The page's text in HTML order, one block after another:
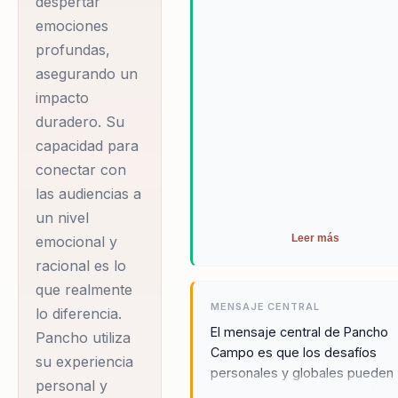
refleja su capacidad
para integrar
diversas disciplinas
en sus
presentaciones.
Como presidente de
Planet Future
Foundation, ha
liderado
expediciones al
de coral,
investigando el
impacto del cambio
climático y
emociones
profundas,
asegurando un
impacto
duradero. Su
capacidad para
conectar con
las audiencias a
un nivel
emocional y
racional es lo
que realmente
lo diferencia.
Pancho utiliza
su experiencia
personal y
Leer más
MENSAJE CENTRAL
El mensaje central de Pancho
Campo es que los desafíos
personales y globales pueden